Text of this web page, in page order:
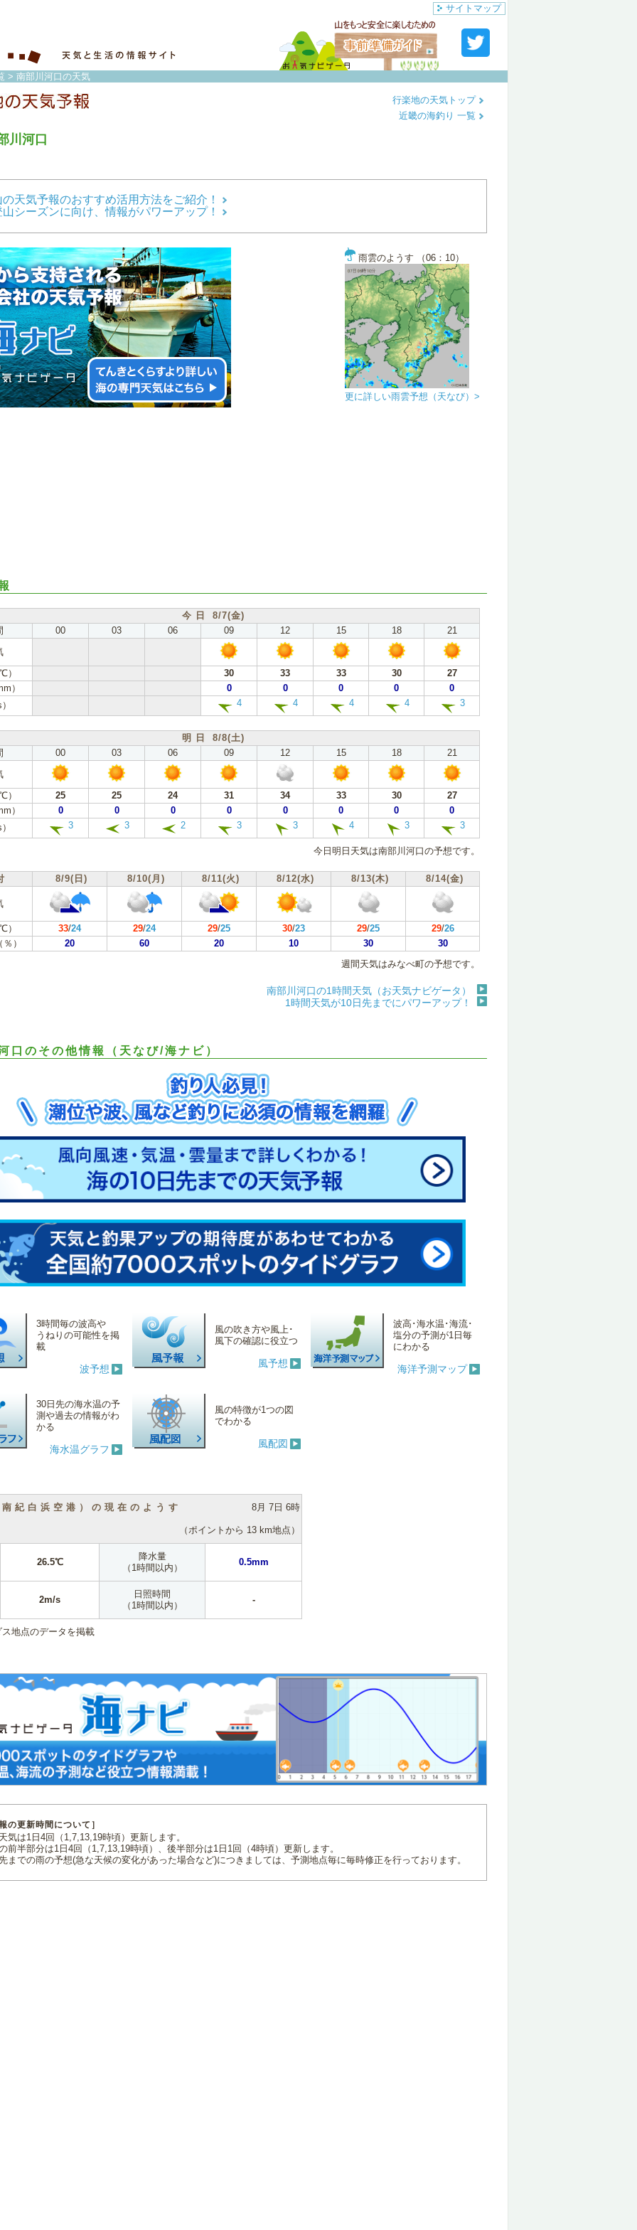
サイトマップ
> 南部川河口の天気
川河口
行楽地の天気トップ
近畿の海釣り 一覧
天気予報のおすすめ活用方法をご紹介！
シーズンに向け、情報がパワーアップ！
雨雲のようす （06：10）
更に詳しい雨雲予想（天なび）>
今 日 8/7(金)
00 03 06 09 12 15 18
21
30 33 33 30
27
）
0 0 0 0
0
4 4 4 4 3
明 日 8/8(土)
00 03 06 09 12 15 18
21
25 25 24 31 34 33 30
27
）
0 0 0 0 0 0 0
0
3 3 2 3 3 4 3 3
今日明日天気は南部川河口の予想です。
8/9(日) 8/10(月) 8/11(火) 8/12(水) 8/13(木) 8/14(金)
33/24 29/24 29/25 30/23 29/25 29/26
）
20 60 20 10 30
30
週間天気はみなべ町の予想です。
南部川河口の1時間天気（お天気ナビゲータ）
1時間天気が10日先までにパワーアップ！
口のその他情報（天なび/海ナビ）
3時間毎の波高や
うねりの可能性を掲
載
波予想
風の吹き方や風上･
風下の確認に役立つ
風予想
波高･海水温･海流･
塩分の予測が1日毎
にわかる
海洋予測マップ
30日先の海水温の予
測や過去の情報がわ
かる
海水温グラフ
風の特徴が1つの図
でわかる
風配図
紀白浜空港）の現在のようす 8月 7日 6時
（ポイントから 13 km地点）
26.5℃
降水量
（1時間以内）
0.5mm
2m/s
日照時間
（1時間以内）
-
地点のデータを掲載
の更新時間について］
気は1日4回（1,7,13,19時頃）更新します。
前半部分は1日4回（1,7,13,19時頃）、後半部分は1日1回（4時頃）更新します。
までの雨の予想(急な天候の変化があった場合など)につきましては、予測地点毎に毎時修正を行っております。